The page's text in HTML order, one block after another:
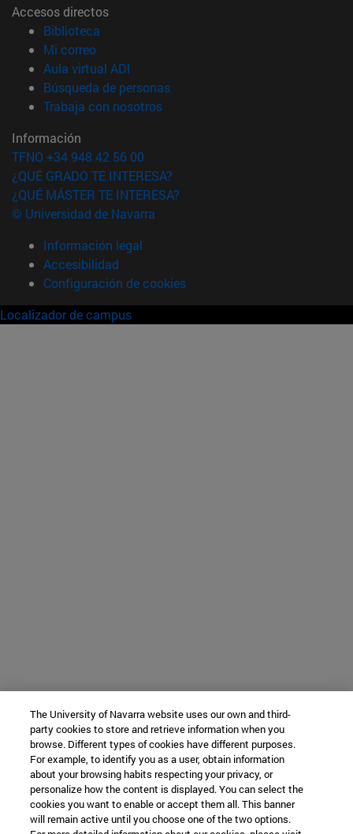
Accesos directos
Biblioteca
Mi correo(abre en nueva ventana)
Aula virtual ADI
Búsqueda de personas(abre en nueva ventana)
Trabaja con nosotros(abre en nueva ventana)
Información
TFNO +34 948 42 56 00
¿QUÉ GRADO TE INTERESA?
¿QUÉ MÁSTER TE INTERESA?
© Universidad de Navarra
Información legal
Accesibilidad
Configuración de cookies
Localizador de campus
The University of Navarra website uses our own and third-
party cookies to store and retrieve information when you
browse. Different types of cookies have different purposes.
For example, to identify you as a user, obtain information
about your browsing habits respecting your privacy, or
personalize how the content is displayed. You can select the
cookies you want to enable or accept them all. This banner
will remain active until you choose one of the two options.